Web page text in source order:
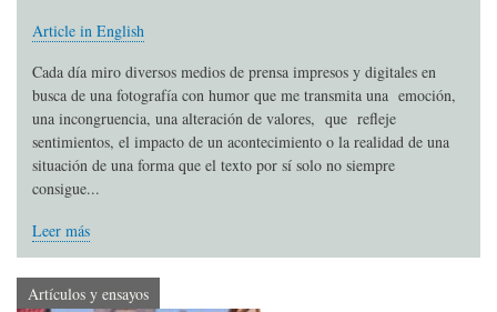
Article in English
Cada día miro diversos medios de prensa impresos y digitales en
busca de una fotografía con humor que me transmita una emoción,
una incongruencia, una alteración de valores, que refleje
sentimientos, el impacto de un acontecimiento o la realidad de una
situación de una forma que el texto por sí solo no siempre
consigue...
Leer más
Artículos y ensayos